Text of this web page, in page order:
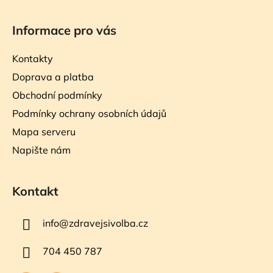
Informace pro vás
Kontakty
Doprava a platba
Obchodní podmínky
Podmínky ochrany osobních údajů
Mapa serveru
Napište nám
Kontakt
info@zdravejsivolba.cz
704 450 787